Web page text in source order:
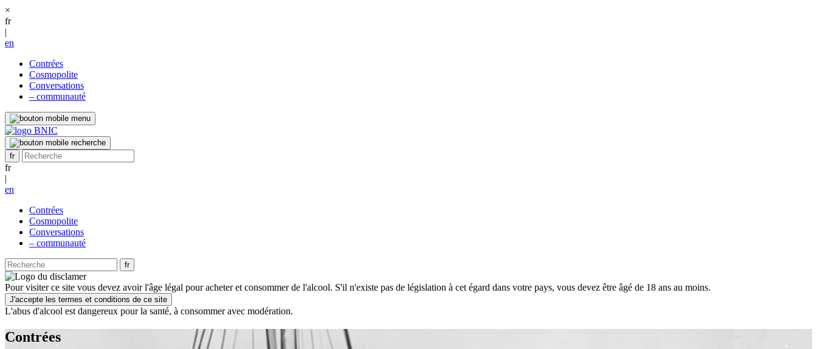
×
fr
|
en
Contrées
Cosmopolite
Conversations
– communauté
fr
|
en
Contrées
Cosmopolite
Conversations
– communauté
Pour visiter ce site vous devez avoir l'âge légal pour acheter et consommer de l'alcool. S'il n'existe pas de législation à cet égard dans votre pays, vous devez être âgé de 18 ans au moins.
J'accepte les termes et conditions de ce site
L'abus d'alcool est dangereux pour la santé, à consommer avec modération.
Contrées